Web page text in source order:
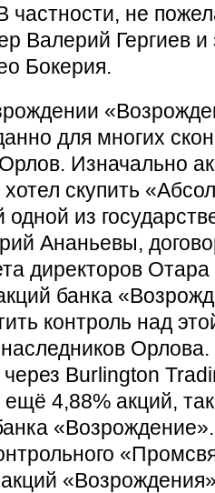
частности, не
Валерий Гергиев
Бокерия.
для многих
Изначально
скупить
одной из
Ананьевы,
директоров
банка
контроль над
Орлова.
через Burlington
ещё 4,88% акций,